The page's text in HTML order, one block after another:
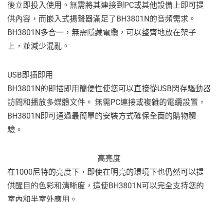
後立即投入使用。無需將其連接到PC或其他設備上即可提
供內容，而嵌入式揚聲器滿足了BH3801N的音頻需求。
BH3801N多合一，無需隱藏電纜，可以整齊地放在架子
上，並減少混亂。
USB即插即用
BH3801N的即插即用簡便性使您可以直接從USB閃存驅動器
訪問和播放多媒體文件。 無需PC連接或複雜的電纜設置，
BH3801N即可通過最簡單的安裝方式確保全面的購物體
驗。
高亮度
在1000尼特的亮度下，即使在明亮的環境下也仍然可以提
供醒目的色彩和清晰度，這使BH3801N可以完全支持您的
室內和半室外應用。